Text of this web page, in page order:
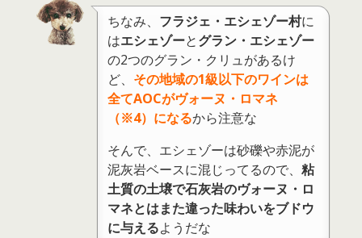
ちなみ、 フラジェ・エシェゾー村に
はエシェゾーとグラン・エシェゾー
の2つのグラン・クリュがあるけ
ど、 その地域の1級以下のワインは
全てAOCがヴォーヌ・ロマネ
（※4）になるから注意な
そんで、エシェゾーは砂礫や赤泥が
泥灰岩ベースに混じってるので、 粘
土質の土壌で石灰岩のヴォーヌ・ロ
マネとはまた違った味わいをブドウ
に与えるようだな